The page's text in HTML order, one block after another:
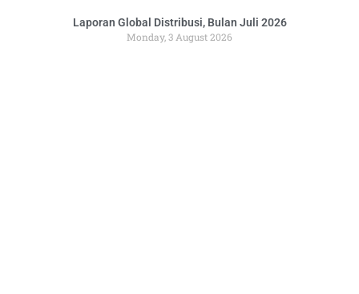
Laporan Global Distribusi, Bulan Juli 2026
Monday, 3 August 2026